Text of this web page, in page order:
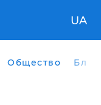
UA
Общество